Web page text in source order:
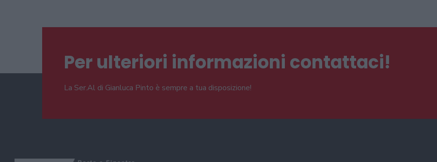
Per ulteriori informazioni contattaci!
La Ser.Al di Gianluca Pinto è sempre a tua disposizione!